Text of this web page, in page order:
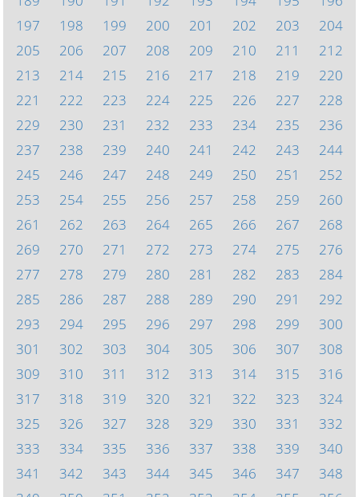
197
198 199 200 201 202 203
204
205
206 207 208 209 210 211
212
213
214 215 216 217 218 219
220
221
222 223 224 225 226 227
228
229
230 231 232 233 234 235
236
237
238 239 240 241 242 243
244
245
246 247 248 249 250 251
252
253
254 255 256 257 258 259
260
261
262 263 264 265 266 267
268
269
270 271 272 273 274 275
276
277
278 279 280 281 282 283
284
285
286 287 288 289 290 291
292
293
294 295 296 297 298 299
300
301
302 303 304 305 306 307
308
309
310 311 312 313 314 315
316
317
318 319 320 321 322 323
324
325
326 327 328 329 330 331
332
333
334 335 336 337 338 339
340
341
342 343 344 345 346 347
348